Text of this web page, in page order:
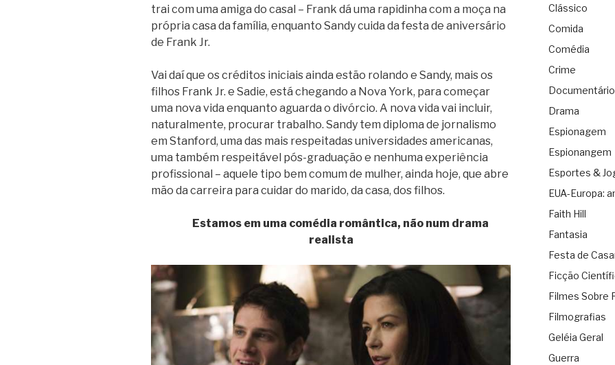
trai com uma amiga do casal – Frank dá uma rapidinha com a moça na
própria casa da família, enquanto Sandy cuida da festa de aniversário
de Frank Jr.
Vai daí que os créditos iniciais ainda estão rolando e Sandy, mais os
filhos Frank Jr. e Sadie, está chegando a Nova York, para começar
uma nova vida enquanto aguarda o divórcio. A nova vida vai incluir,
naturalmente, procurar trabalho. Sandy tem diploma de jornalismo
em Stanford, uma das mais respeitadas universidades americanas,
uma também respeitável pós-graduação e nenhuma experiência
profissional – aquele tipo bem comum de mulher, ainda hoje, que abre
mão da carreira para cuidar do marido, da casa, dos filhos.
Estamos em uma comédia romântica, não num drama
realista
Clássico
Comida
Comédia
Crime
Documentário
Drama
Espionagem
Espionangem
Esportes &
EUA-Europa:
Faith Hill
Fantasia
Festa de
Ficção
Filmes Sobre
Filmografias
Geléia Geral
Guerra